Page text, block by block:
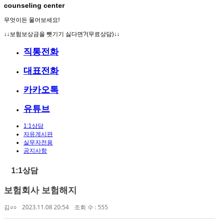
counseling center
무엇이든 물어보세요!
↓↓보험보상금을 뺏기기 싫다면?(무료상담)↓↓
직통전화
대표전화
카카오톡
유튜브
1:1상담
자유게시판
실무자전용
공지사항
1:1상담
보험회사 보험해지
김○○ 2023.11.08 20:54 조회 수 : 555